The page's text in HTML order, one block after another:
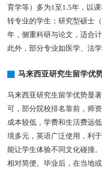
育学等）多为1至1.5年，以
转专业的学生；研究型硕士
年，侧重科研与论文，适合
此外，部分专业如医学、法
马来西亚研究生留学优
马来西亚研究生留学优势显
可，部分院校排名靠前，师
成本较低，学费和生活费远
境多元，英语广泛使用，利
能让学生体验不同文化碰撞
相对简便。毕业后，在当地